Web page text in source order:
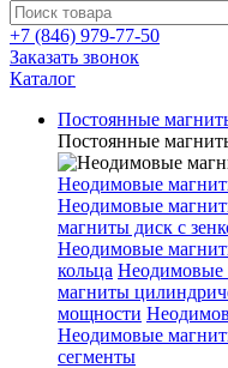
+7 (846) 979-77-50
Заказать звонок
Каталог
Постоянные
Постоянные
Неодимовые
Неодимовые
магниты диск с
Неодимовые
кольца Неодимовые
магниты
мощности
Неодимовые
сегменты